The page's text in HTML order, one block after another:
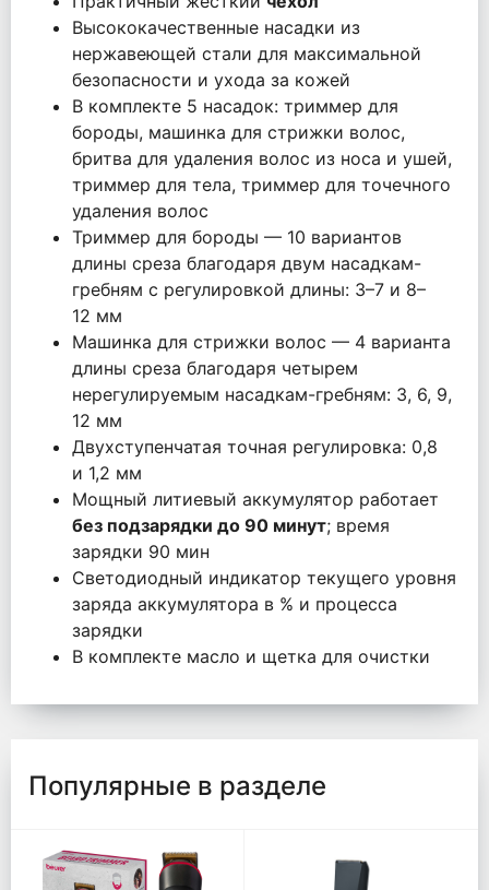
Высококачественные насадки из
нержавеющей стали для максимальной
безопасности и ухода за кожей
В комплекте 5 насадок: триммер для
бороды, машинка для стрижки волос,
бритва для удаления волос из носа и ушей,
триммер для тела, триммер для точечного
удаления волос
Триммер для бороды — 10 вариантов
длины среза благодаря двум насадкам-
гребням с регулировкой длины: 3–7 и 8–
12 мм
Машинка для стрижки волос — 4 варианта
длины среза благодаря четырем
нерегулируемым насадкам-гребням: 3, 6, 9,
12 мм
Двухступенчатая точная регулировка: 0,8
и 1,2 мм
Мощный литиевый аккумулятор работает
без подзарядки до 90 минут; время
зарядки 90 мин
Светодиодный индикатор текущего уровня
заряда аккумулятора в % и процесса
зарядки
В комплекте масло и щетка для очистки
Популярные в разделе